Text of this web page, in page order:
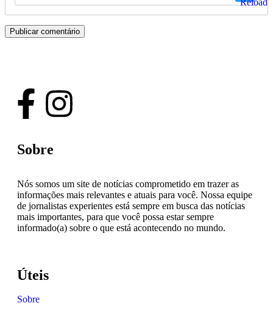
Sobre
Nós somos um site de notícias comprometido em trazer as
informações mais relevantes e atuais para você. Nossa equipe
de jornalistas experientes está sempre em busca das notícias
mais importantes, para que você possa estar sempre
informado(a) sobre o que está acontecendo no mundo.
Úteis
Sobre